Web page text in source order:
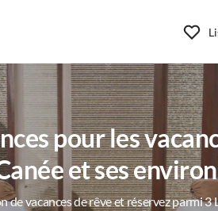
pour les
et ses
de vacances de rêve et réservez parmi 3